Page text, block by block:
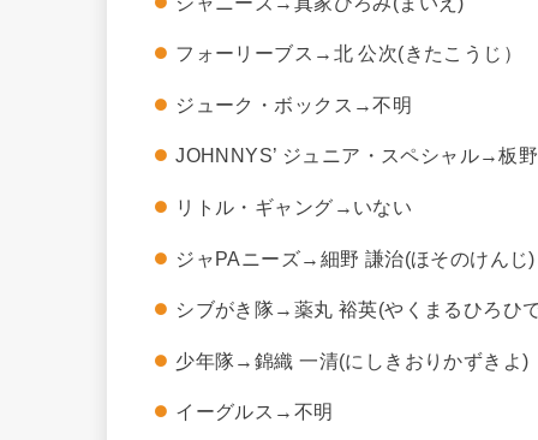
フォーリーブス→北 公次(きたこうじ）
ジューク・ボックス→不明
JOHNNYS’ ジュニア・スペシャル→板
リトル・ギャング→いない
ジャPAニーズ→細野 謙治(ほそのけんじ)
シブがき隊→薬丸 裕英(やくまるひろひ
少年隊→錦織 一清(にしきおりかずきよ)
イーグルス→不明